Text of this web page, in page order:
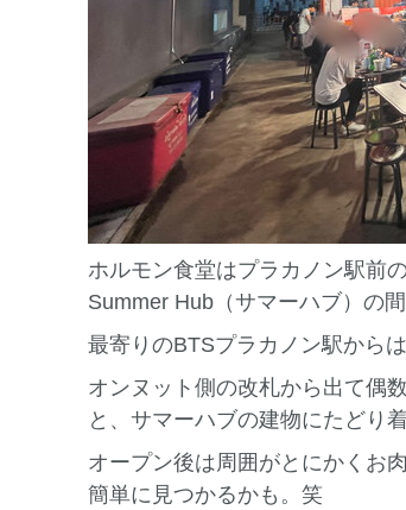
ホルモン食堂はプラカノン駅前
Summer Hub（サマーハブ）の
最寄りのBTSプラカノン駅から
オンヌット側の改札から出て偶
と、サマーハブの建物にたどり
オープン後は周囲がとにかくお
簡単に見つかるかも。笑